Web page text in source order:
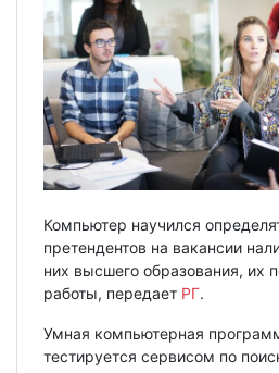
Компьютер научился
претендентов на вакансии
них высшего образования, их
работы, передает РГ.
Умная компьютерная
тестируется сервисом по